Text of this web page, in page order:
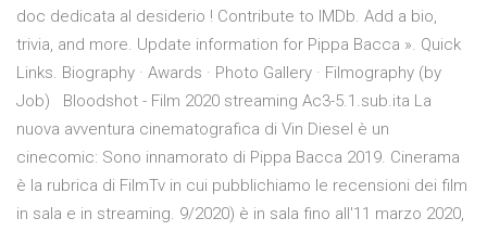
doc dedicata al desiderio ! Contribute to IMDb. Add a bio,
trivia, and more. Update information for Pippa Bacca ». Quick
Links. Biography · Awards · Photo Gallery · Filmography (by
Job) Bloodshot - Film 2020 streaming Ac3-5.1.sub.ita La
nuova avventura cinematografica di Vin Diesel è un
cinecomic: Sono innamorato di Pippa Bacca 2019. Cinerama
è la rubrica di FilmTv in cui pubblichiamo le recensioni dei film
in sala e in streaming. 9/2020) è in sala fino all'11 marzo 2020,